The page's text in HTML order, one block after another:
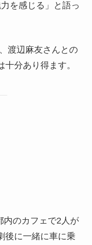
を感じる」と語っ
渡辺麻友さんとの
分あり得ます。
内のカフェで2人が
後に一緒に車に乗